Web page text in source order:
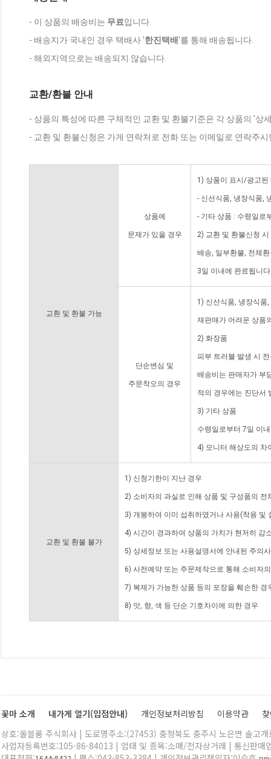
- 이 상품의 배송비는 무료입니다.
- 배송지가 국내인 경우 택배사 '한진택배'를 통해 배송됩니다.
- 해외지역으로는 배송되지 않습니다.
교환/환불 안내
- 상품의 특성에 따른 구체적인 교환 및 환불기준은 각 상품의 '상
- 교환 및 환불신청은 가게 연락처로 전화 또는 이메일로 연락주
교환 및 환불 가능
상품에
문제가 있을 경우
1) 상품이 표시/광고된
- 신선식품, 냉장식품,
- 기타 상품 : 수령일로
2) 교환 및 환불신청
배송, 일부환불, 전체
3일 이내에 완료됩니
단순변심 및
주문착오의 경우
1) 신선식품, 냉장식품
재판매가 어려운 상품
2) 화장품
피부 트러블 발생 시
배송비는 판매자가 부
적의 경우에는 진단서
3) 기타 상품
수령일로부터 7일 이
4) 모니터 해상도의 차
교환 및 환불 불가
1) 신청기한이 지난 경우
2) 소비자의 과실로 인해 상품 및 구성품의
3) 개봉하여 이미 섭취하였거나 사용(착용 및
4) 시간이 경과하여 상품의 가치가 현저히 감
5) 상세정보 또는 사용설명서에 안내된 주의
6) 사전예약 또는 주문제작으로 통해 소비자
7) 복제가 가능한 상품 등의 포장을 훼손한 경
8) 맛, 향, 색 등 단순 기호차이에 의한 경우
꽃마 소개 내가게 열기(입점안내) 개인정보처리방침 이용약관
상호:올블룸 주식회사 | 도로명주소:(27453) 충청북도 충주시 노은면 솔고
사업자등록번호:105-86-84013 | 업태 및 종목:소매/전자상거래 | 통신판매